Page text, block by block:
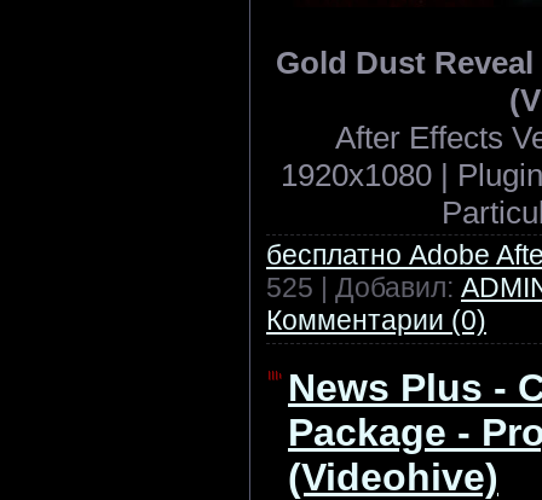
Gold Dust
After Effects
1920x1080 |
бесплатно Adobe
525 | Добавил:
Комментарии (0)
News Plus -
Package -
(Videohive)